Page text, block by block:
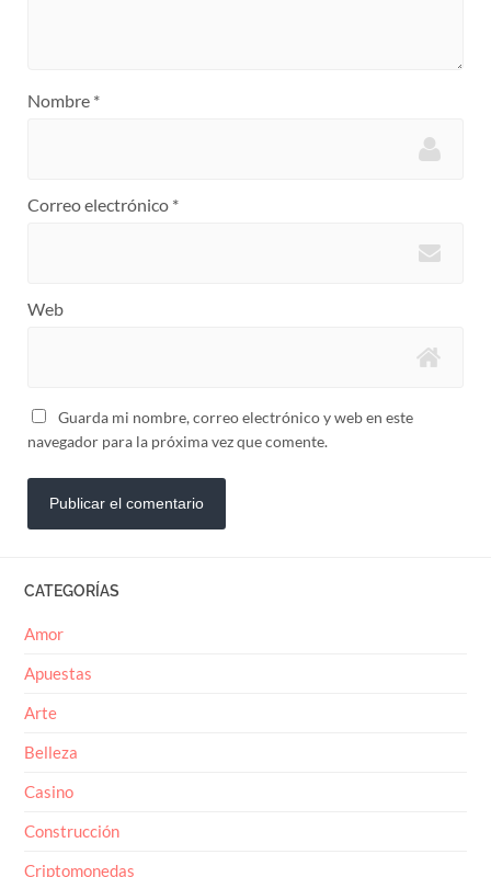
Nombre *
Correo electrónico *
Web
Guarda mi nombre, correo electrónico y web en este
navegador para la próxima vez que comente.
CATEGORÍAS
Amor
Apuestas
Arte
Belleza
Casino
Construcción
Criptomonedas